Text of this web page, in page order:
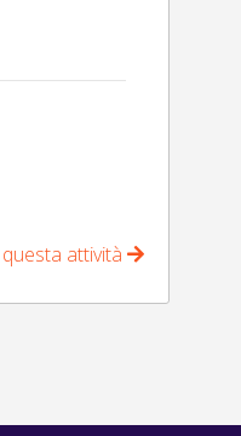
attività